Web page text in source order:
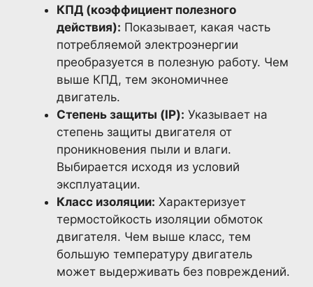
КПД (коэффициент полезного
действия): Показывает, какая часть
потребляемой электроэнергии
преобразуется в полезную работу. Чем
выше КПД, тем экономичнее
двигатель.
Степень защиты (IP): Указывает на
степень защиты двигателя от
проникновения пыли и влаги.
Выбирается исходя из условий
эксплуатации.
Класс изоляции: Характеризует
термостойкость изоляции обмоток
двигателя. Чем выше класс, тем
большую температуру двигатель
может выдерживать без повреждений.